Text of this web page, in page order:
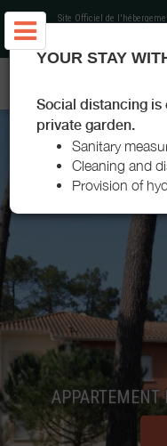
Site Officiel de
YOUR STAY
Social distancing is
private garden.
Sanitary
Cleaning and
Provision of
APPARTEMENT